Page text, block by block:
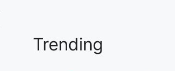
Trending